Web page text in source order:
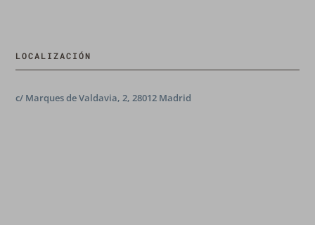
LOCALIZACIÓN
c/ Marques de Valdavia, 2, 28012 Madrid